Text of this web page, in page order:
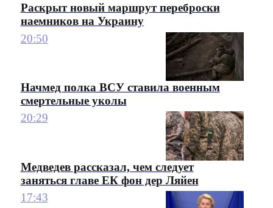
Раскрыт новый маршрут переброски
наемников на Украину
20:50
Начмед полка ВСУ ставила военным
смертельные уколы
20:29
Медведев рассказал, чем следует
заняться главе ЕК фон дер Ляйен
17:43